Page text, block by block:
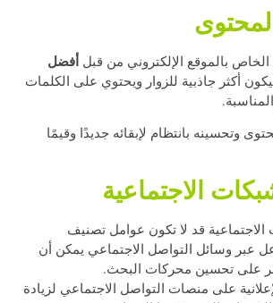
بالموقع الإلكتروني من قبل أفضل
أكثر جاذبية للزوار ويحتوي على الكلمات
وتحسينه بانتظام لإبقائه جديدًا وقيمًا
قد لا تكون عوامل تصنيف
عبر وسائل التواصل الاجتماعي يمكن أن
على تحسين محركات البحث.
على منصات التواصل الاجتماعي لزيادة